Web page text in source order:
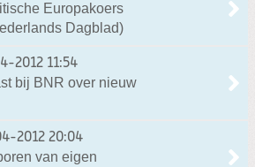
Europakoers
Dagblad)
2012 11:54
bij BNR over nieuw
2012 20:04
van eigen